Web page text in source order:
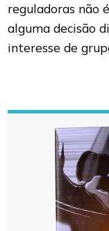
reguladoras não
alguma decisão
interesse de